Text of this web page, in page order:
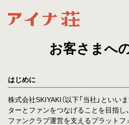
お客さまへ
はじめに
株式会社SKIYAKI（以下「当社」といい
ターとファンをつなげることを目指し
ファンクラブ運営を支えるプラットフ